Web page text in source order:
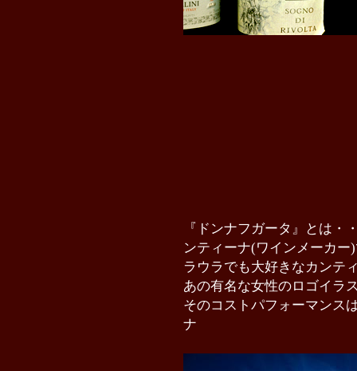
『ドンナフガータ』とは・
ンティーナ(ワインメーカー
ラウラでも大好きなカンテ
あの有名な女性のロゴイラ
そのコストパフォーマンス
ナ